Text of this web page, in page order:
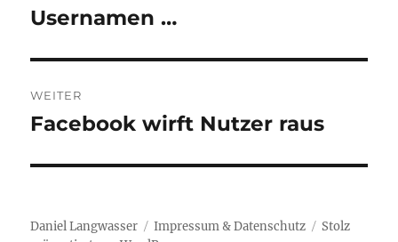
Beitrag:
Usernamen …
WEITER
Nächster
Facebook wirft Nutzer raus
Daniel Langwasser Impressum & Datenschutz
Stolz